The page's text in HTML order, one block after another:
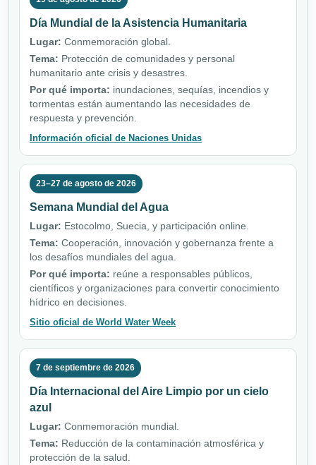
Día Mundial de la Asistencia Humanitaria
Lugar: Conmemoración global.
Tema: Protección de comunidades y personal
humanitario ante crisis y desastres.
Por qué importa: inundaciones, sequías, incendios y
tormentas están aumentando las necesidades de
respuesta y prevención.
Información oficial de Naciones Unidas
23–27 de agosto de 2026
Semana Mundial del Agua
Lugar: Estocolmo, Suecia, y participación online.
Tema: Cooperación, innovación y gobernanza frente a
los desafíos mundiales del agua.
Por qué importa: reúne a responsables públicos,
científicos y organizaciones para convertir conocimiento
hídrico en decisiones.
Sitio oficial de World Water Week
7 de septiembre de 2026
Día Internacional del Aire Limpio por un cielo
azul
Lugar: Conmemoración mundial.
Tema: Reducción de la contaminación atmosférica y
protección de la salud.